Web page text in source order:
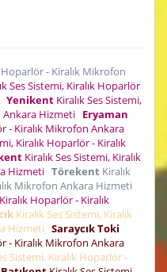
Hoparlör - Kiralık Mikrofon
Ses Sistemi, Kiralık Hoparlör
Yenikent Kiralık Ses Sistemi,
Ankara Hizmeti Eryaman
- Kiralık Mikrofon Ankara
Kiralık Hoparlör - Kiralık
Kiralık Ses Sistemi, Kiralık
Hizmeti Törekent Kiralık
Mikrofon Ankara Hizmeti
Hoparlör - Kiralık
Kiralık Ses Sistemi, Kiralık
Hizmeti Saraycık Toki
- Kiralık Mikrofon Ankara
Sistemi, Kiralık Hoparlör -